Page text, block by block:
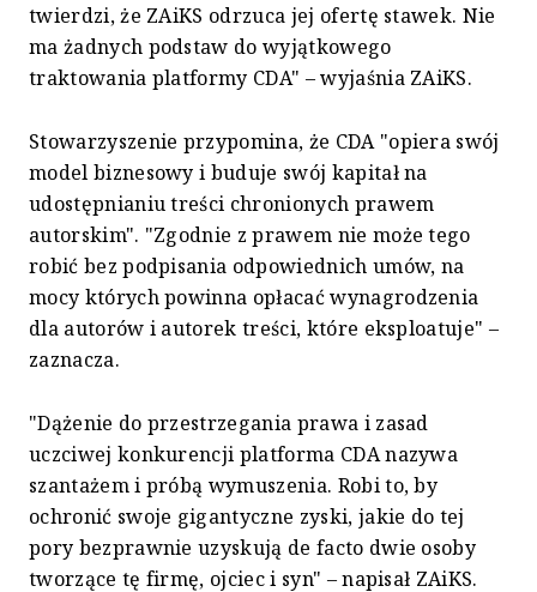
twierdzi, że ZAiKS odrzuca jej ofertę stawek. Nie
ma żadnych podstaw do wyjątkowego
traktowania platformy CDA" – wyjaśnia ZAiKS.
Stowarzyszenie przypomina, że CDA "opiera swój
model biznesowy i buduje swój kapitał na
udostępnianiu treści chronionych prawem
autorskim". "Zgodnie z prawem nie może tego
robić bez podpisania odpowiednich umów, na
mocy których powinna opłacać wynagrodzenia
dla autorów i autorek treści, które eksploatuje" –
zaznacza.
"Dążenie do przestrzegania prawa i zasad
uczciwej konkurencji platforma CDA nazywa
szantażem i próbą wymuszenia. Robi to, by
ochronić swoje gigantyczne zyski, jakie do tej
pory bezprawnie uzyskują de facto dwie osoby
tworzące tę firmę, ojciec i syn" – napisał ZAiKS.